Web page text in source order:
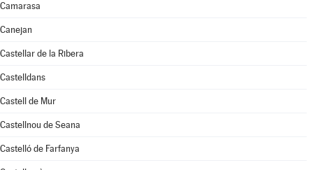
Camarasa
Canejan
Castellar de la Ribera
Castelldans
Castell de Mur
Castellnou de Seana
Castelló de Farfanya